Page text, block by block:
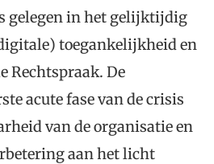
gelegen in het gelijktijdig
toegankelijkheid en
Rechtspraak. De
acute fase van de crisis
van de organisatie en
aan het licht